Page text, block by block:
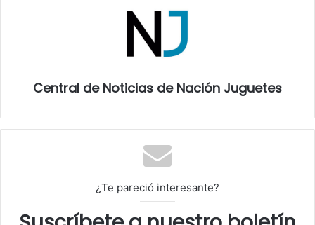
Central de Noticias de Nación Juguetes
¿Te pareció interesante?